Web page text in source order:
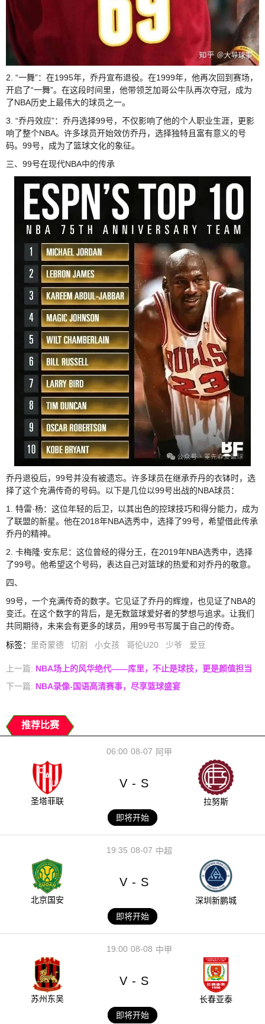
2. “一舞”：在1995年，乔丹宣布退役。在1999年，他再次回到赛场，
开启了“一舞”。在这段时间里，他带领芝加哥公牛队再次夺冠，成为
了NBA历史上最伟大的球员之一。
3. “乔丹效应”：乔丹选择99号，不仅影响了他的个人职业生涯，更影
响了整个NBA。许多球员开始效仿乔丹，选择独特且富有意义的号
码。99号，成为了篮球文化的象征。
三、99号在现代NBA中的传承
乔丹退役后，99号并没有被遗忘。许多球员在继承乔丹的衣钵时，选
择了这个充满传奇的号码。以下是几位以99号出战的NBA球员：
1. 特雷·杨：这位年轻的后卫，以其出色的控球技巧和得分能力，成为
了联盟的新星。他在2018年NBA选秀中，选择了99号，希望借此传承
乔丹的精神。
2. 卡梅隆·安东尼：这位曾经的得分王，在2019年NBA选秀中，选择
了99号。他希望这个号码，表达自己对篮球的热爱和对乔丹的敬意。
四、
99号，一个充满传奇的数字。它见证了乔丹的辉煌，也见证了NBA的
变迁。在这个数字的背后，是无数篮球爱好者的梦想与追求。让我们
共同期待，未来会有更多的球员，用99号书写属于自己的传奇。
标签： 里奇蒙德 切割 小女孩 哥伦U20 少爷 爱豆
上一篇: NBA场上的风华绝代——库里，不止是球技，更是颜值担当
下一篇: NBA录像-国语高清赛事，尽享篮球盛宴
推荐比赛
08-07
06:00 阿甲
圣塔菲联
V - S
拉努斯
即将开始
08-07
19:35 中超
北京国安
V - S
深圳新鹏城
即将开始
08-08
19:00 中甲
苏州东吴
V - S
长春亚泰
即将开始